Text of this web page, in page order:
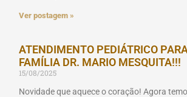
Ver postagem »
ATENDIMENTO PEDIÁTRICO
FAMÍLIA DR. MARIO MESQUITA!!!
15/08/2025
Novidade que aquece o coração! Agora